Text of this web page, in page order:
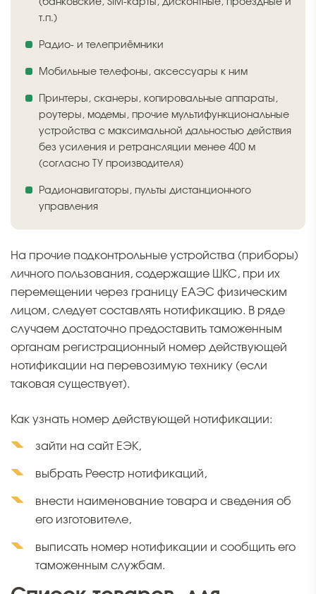
(банковские, SIM-карты, дисконтные, проездные и
т.п.)
Радио- и телеприёмники
Мобильные телефоны, аксессуары к ним
Принтеры, сканеры, копировальные аппараты,
роутеры, модемы, прочие мультифункциональные
устройства с максимальной дальностью действия
без усиления и ретрансляции менее 400 м
(согласно ТУ производителя)
Радионавигаторы, пульты дистанционного
управления
На прочие подконтрольные устройства (приборы)
личного пользования, содержащие ШКС, при их
перемещении через границу ЕАЭС физическим
лицом, следует составлять нотификацию. В ряде
случаем достаточно предоставить таможенным
органам регистрационный номер действующей
нотификации на перевозимую технику (если
таковая существует).
Как узнать номер действующей нотификации:
зайти на сайт ЕЭК,
выбрать Реестр нотификаций,
внести наименование товара и сведения об
его изготовителе,
выписать номер нотификации и сообщить его
таможенным службам.